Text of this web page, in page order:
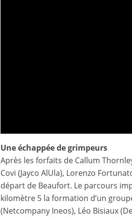
Tour Auvergne-Rhône-Alpes 2026 - Étape 8 -
Une échappée de grimpeurs
Après les forfaits de Callum
Covi (Jayco AlUla), Lorenzo
départ de Beaufort. Le parcours
kilomètre 5 la formation d’un
(Netcompany Ineos), Léo Bisiaux